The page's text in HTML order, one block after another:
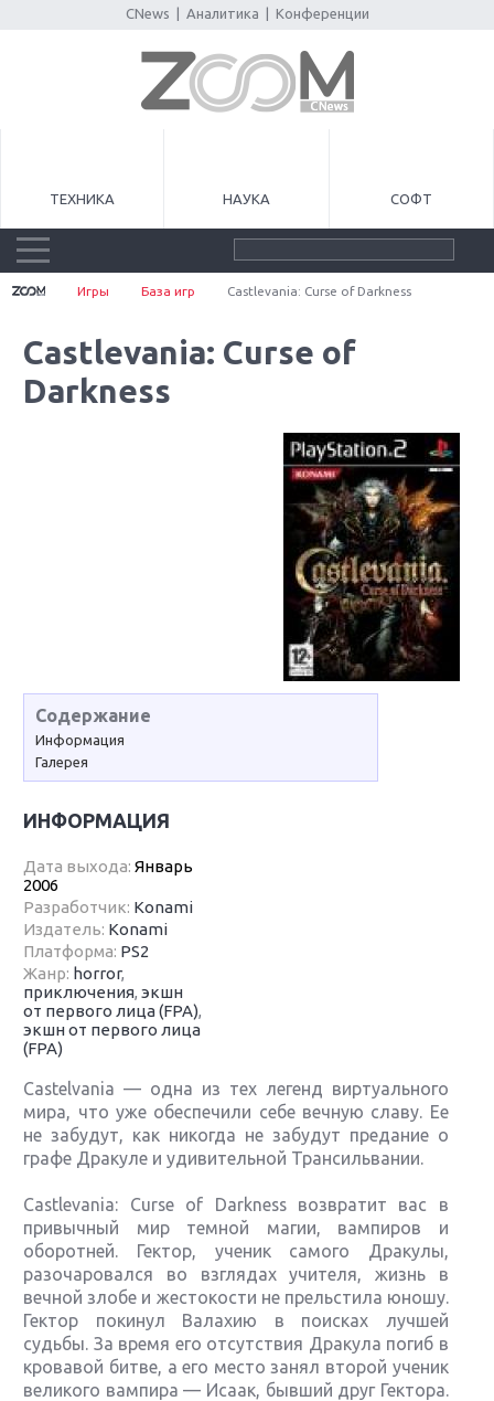
CNews Аналитика Конференции
ТЕХНИКА НАУКА СОФТ
Игры База игр Castlevania: Curse of Darkness
Castlevania: Curse of
Darkness
Содержание
Информация
Галерея
ИНФОРМАЦИЯ
Дата выхода:Январь
2006
Разработчик: Konami
Издатель: Konami
Платформа: PS2
Жанр: horror,
приключения,экшн
от первого лица (FPA),
экшн от первого лица
(FPA)
Castelvania — одна из тех легенд виртуального
мира, что уже обеспечили себе вечную славу. Ее
не забудут, как никогда не забудут предание о
графе Дракуле и удивительной Трансильвании.
Castlevania: Curse of Darkness возвратит вас в
привычный мир темной магии, вампиров и
оборотней. Гектор, ученик самого Дракулы,
разочаровался во взглядах учителя, жизнь в
вечной злобе и жестокости не прельстила юношу.
Гектор покинул Валахию в поисках лучшей
судьбы. За время его отсутствия Дракула погиб в
кровавой битве, а его место занял второй ученик
великого вампира — Исаак, бывший друг Гектора.